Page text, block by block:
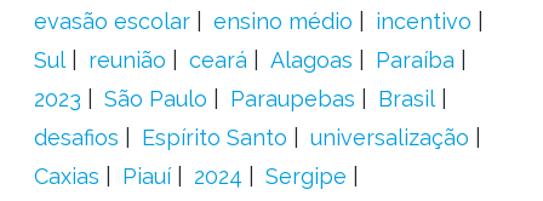
evasão escolar ensino médio
incentivo
Sul
reunião ceará Alagoas
Paraíba
2023
São Paulo Paraupebas
Brasil
desafios
Espírito Santo
universalização
Caxias
Piauí 2024
Sergipe